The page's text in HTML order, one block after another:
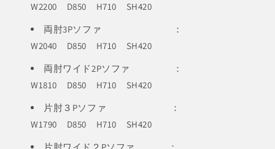
W2200 D850 H710 SH420
両肘3Pソファ ：
W2040 D850 H710 SH420
両肘ワイド2Pソファ ：
W1810 D850 H710 SH420
片肘３Pソファ ：
W1790 D850 H710 SH420
片肘ワイド２Pソファ ：